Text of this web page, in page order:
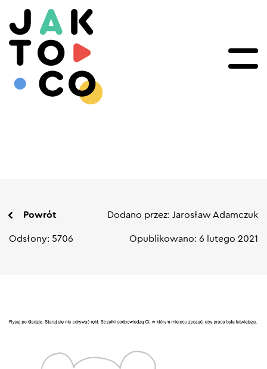
Powrót Dodano przez: Jarosław Adamczuk
Odsłony: 5706 Opublikowano: 6 lutego 2021